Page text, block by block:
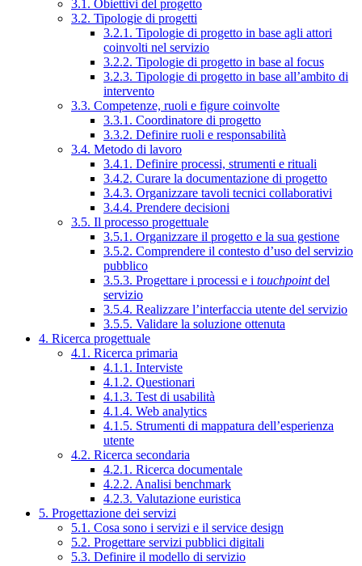
3.1. Obiettivi del progetto
3.2. Tipologie di progetti
3.2.1. Tipologie di progetto in base agli attori
coinvolti nel servizio
3.2.2. Tipologie di progetto in base al focus
3.2.3. Tipologie di progetto in base all’ambito di
intervento
3.3. Competenze, ruoli e figure coinvolte
3.3.1. Coordinatore di progetto
3.3.2. Definire ruoli e responsabilità
3.4. Metodo di lavoro
3.4.1. Definire processi, strumenti e rituali
3.4.2. Curare la documentazione di progetto
3.4.3. Organizzare tavoli tecnici collaborativi
3.4.4. Prendere decisioni
3.5. Il processo progettuale
3.5.1. Organizzare il progetto e la sua gestione
3.5.2. Comprendere il contesto d’uso del servizio
pubblico
3.5.3. Progettare i processi e i touchpointdel
servizio
3.5.4. Realizzare l’interfaccia utente del servizio
3.5.5. Validare la soluzione ottenuta
4. Ricerca progettuale
4.1. Ricerca primaria
4.1.1. Interviste
4.1.2. Questionari
4.1.3. Test di usabilità
4.1.4. Web analytics
4.1.5. Strumenti di mappatura dell’esperienza
utente
4.2. Ricerca secondaria
4.2.1. Ricerca documentale
4.2.2. Analisi benchmark
4.2.3. Valutazione euristica
5. Progettazione dei servizi
5.1. Cosa sono i servizi e il service design
5.2. Progettare servizi pubblici digitali
5.3. Definire il modello di servizio